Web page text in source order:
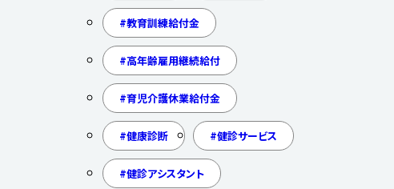
教育訓練給付金
高年齢雇用継続給付
育児介護休業給付金
健康診断 健診サービス
健診アシスタント